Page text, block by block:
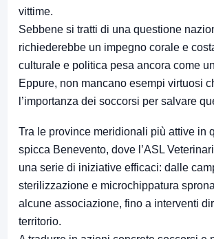
vittime.
Sebbene si tratti di una questione
richiederebbe un impegno corale e
culturale e politica pesa ancora come
Eppure, non mancano esempi virtuosi
l’importanza dei soccorsi per salvare
Tra le province meridionali più attive in
spicca Benevento, dove l’ASL
una serie di iniziative efficaci: dalle
sterilizzazione e microchippatura
alcune associazione, fino a interventi
territorio.